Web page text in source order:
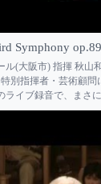
Symphony
ル(大阪市) 指揮 秋山
別指揮者・芸術顧
イブ録音で、まさ